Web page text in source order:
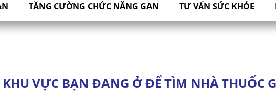
TĂNG CƯỜNG CHỨC NĂNG GAN TƯ VẤN SỨC KHỎE
VỰC BẠN ĐANG Ở ĐỂ TÌM NHÀ THUỐC